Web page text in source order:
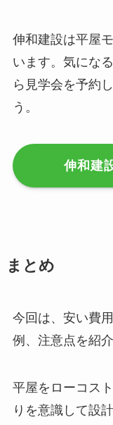
伸和建設は平屋
います。気にな
ら見学会を予約
う。
伸和建
まとめ
今回は、安い費
例、注意点を紹介
平屋をローコス
りを意識して設